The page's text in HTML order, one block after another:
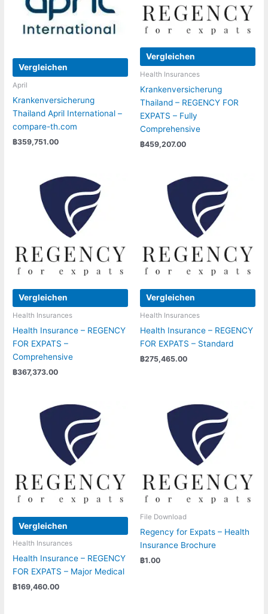
Vergleichen
April
Krankenversicherung
Thailand April International –
compare-th.com
฿359,751.00
Vergleichen
Health Insurances
Krankenversicherung
Thailand – REGENCY FOR
EXPATS – Fully
Comprehensive
฿459,207.00
Vergleichen
Health Insurances
Health Insurance – REGENCY
FOR EXPATS –
Comprehensive
฿367,373.00
Vergleichen
Health Insurances
Health Insurance – REGENCY
FOR EXPATS – Standard
฿275,465.00
Vergleichen
Health Insurances
Health Insurance – REGENCY
FOR EXPATS – Major Medical
฿169,460.00
File Download
Regency for Expats – Health
Insurance Brochure
฿1.00